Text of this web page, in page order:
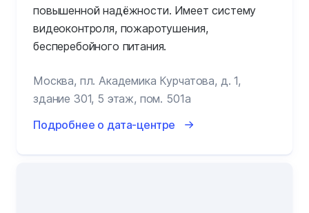
повышенной надёжности. Имеет систему
видеоконтроля, пожаротушения,
бесперебойного питания.
Москва, пл. Академика Курчатова, д. 1,
здание 301, 5 этаж, пом. 501а
Подробнее о дата-центре